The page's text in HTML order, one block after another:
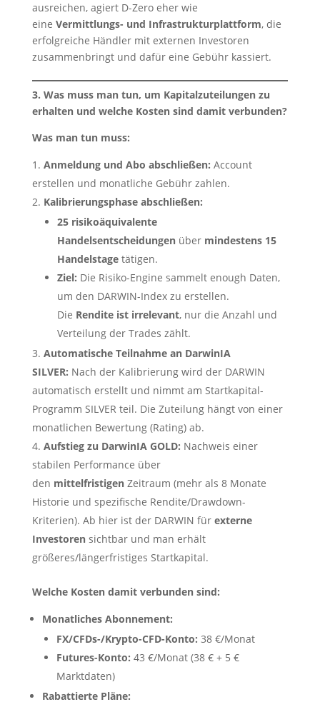
ausreichen, agiert D-Zero eher wie
eine Vermittlungs- und Infrastrukturplattform, die
erfolgreiche Händler mit externen Investoren
zusammenbringt und dafür eine Gebühr kassiert.
3. Was muss man tun, um Kapitalzuteilungen zu
erhalten und welche Kosten sind damit verbunden?
Was man tun muss:
Anmeldung und Abo abschließen: Account
erstellen und monatliche Gebühr zahlen.
Kalibrierungsphase abschließen:
25 risikoäquivalente
Handelsentscheidungenüber mindestens 15
Handelstagetätigen.
Ziel: Die Risiko-Engine sammelt enough Daten,
um den DARWIN-Index zu erstellen.
Die Rendite ist irrelevant, nur die Anzahl und
Verteilung der Trades zählt.
Automatische Teilnahme an DarwinIA
SILVER: Nach der Kalibrierung wird der DARWIN
automatisch erstellt und nimmt am Startkapital-
Programm SILVER teil. Die Zuteilung hängt von einer
monatlichen Bewertung (Rating) ab.
Aufstieg zu DarwinIA GOLD: Nachweis einer
stabilen Performance über
den mittelfristigenZeitraum (mehr als 8 Monate
Historie und spezifische Rendite/Drawdown-
Kriterien). Ab hier ist der DARWIN für externe
Investorensichtbar und man erhält
größeres/längerfristiges Startkapital.
Welche Kosten damit verbunden sind:
Monatliches Abonnement:
FX/CFDs-/Krypto-CFD-Konto: 38 €/Monat
Futures-Konto: 43 €/Monat (38 € + 5 €
Marktdaten)
Rabattierte Pläne: